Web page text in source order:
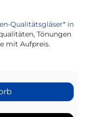
Qualitätsgläser* in
Tönungen
mit Aufpreis.